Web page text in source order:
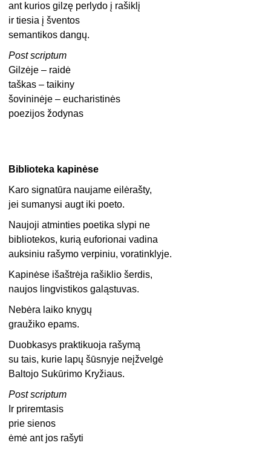
ant kurios gilzę perlydo į rašiklį
ir tiesia į šventos
semantikos dangų.
Post scriptum
Gilzėje – raidė
taškas – taikiny
šovininėje – eucharistinės
poezijos žodynas
Biblioteka kapinėse
Karo signatūra naujame eilėrašty,
jei sumanysi augt iki poeto.
Naujoji atminties poetika slypi ne
bibliotekos, kurią euforionai vadina
auksiniu rašymo verpiniu, voratinklyje.
Kapinėse išaštrėja rašiklio šerdis,
naujos lingvistikos galąstuvas.
Nebėra laiko knygų
graužiko epams.
Duobkasys praktikuoja rašymą
su tais, kurie lapų šūsnyje neįžvelgė
Baltojo Sukūrimo Kryžiaus.
Post scriptum
Ir priremtasis
prie sienos
ėmė ant jos rašyti